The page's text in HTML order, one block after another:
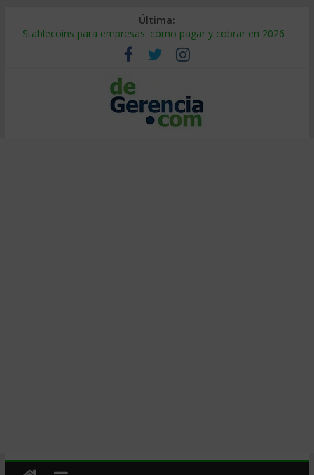
Última:
Stablecoins para empresas: cómo pagar y cobrar en 2026
Despido silencioso: qué es y por qué sale tan caro
IA en selección de personal: cómo auditarla a tiempo
Trabajo forzoso en la cadena de suministro: qué hacer
Mercado hispano de EE. UU.: cómo segmentarlo y venderle